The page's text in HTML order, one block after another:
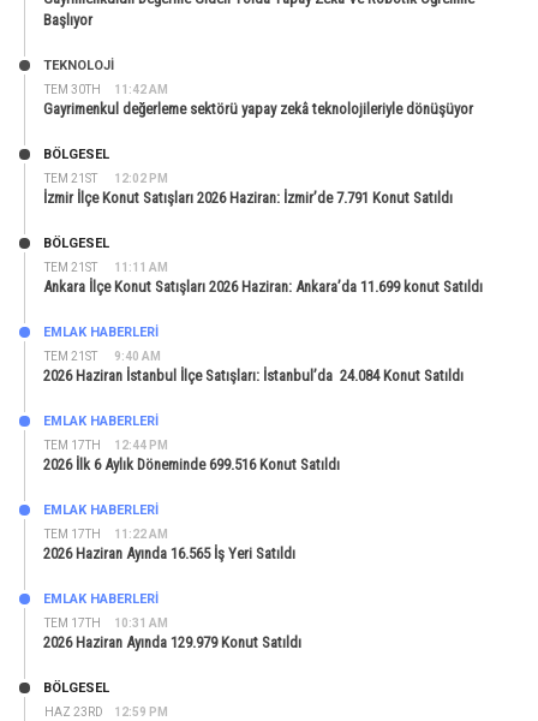
Başlıyor
TEM 30TH 11:42 AM
TEKNOLOJİ
Gayrimenkul değerleme sektörü yapay zekâ teknolojileriyle dönüşüyor
TEM 21ST 12:02 PM
BÖLGESEL
İzmir İlçe Konut Satışları 2026 Haziran: İzmir’de 7.791 Konut Satıldı
TEM 21ST 11:11 AM
BÖLGESEL
Ankara İlçe Konut Satışları 2026 Haziran: Ankara’da 11.699 konut Satıldı
TEM 21ST 9:40 AM
EMLAK HABERLERI
2026 Haziran İstanbul İlçe Satışları: İstanbul’da 24.084 Konut Satıldı
TEM 17TH 12:44 PM
EMLAK HABERLERI
2026 İlk 6 Aylık Döneminde 699.516 Konut Satıldı
TEM 17TH 11:22 AM
EMLAK HABERLERI
2026 Haziran Ayında 16.565 İş Yeri Satıldı
TEM 17TH 10:31 AM
EMLAK HABERLERI
2026 Haziran Ayında 129.979 Konut Satıldı
HAZ 23RD 12:59 PM
BÖLGESEL